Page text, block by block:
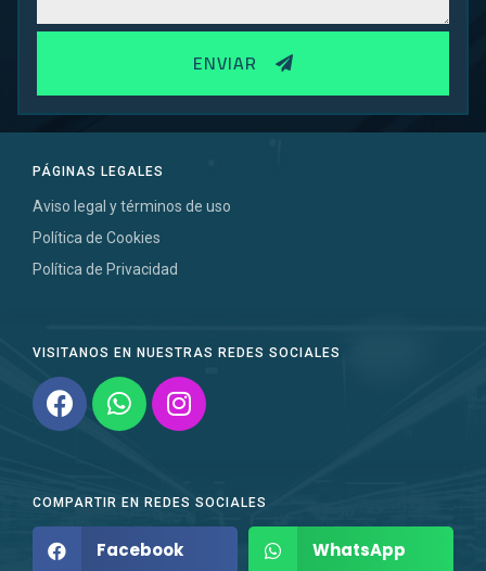
ENVIAR
COMPARTIR EN REDES SOCIALES
Facebook WhatsApp
VISITANOS EN NUESTRAS REDES SOCIALES
PÁGINAS LEGALES
Aviso legal y términos de uso
Política de Cookies
Política de Privacidad